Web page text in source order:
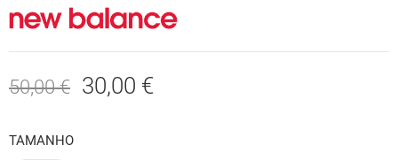
50,00 € 30,00 €
TAMANHO